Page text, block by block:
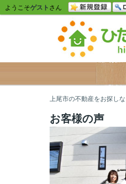
ようこそゲスト さん
上尾市の不動産をお探し
お客様の声